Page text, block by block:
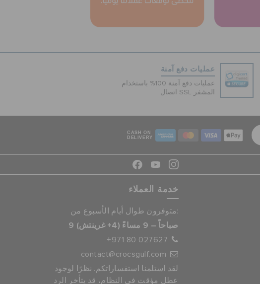
عمليات دفع آمنة
عمليات دفع آمنة 100% باستخدام
اتصال SSL المشفر
CASH ON
DELIVERY
خدمة العملاء
متوفرون طوال أيام الأسبوع من:
9 صباحاً – 9 مساءً (4+ غرينتش)
+971 80 027627
contact@crocsgulf.com
لقد استلمنا استفساراتكم. نظرًا لوجود
عطل مؤقت في النظام، قد يتأخر الرد